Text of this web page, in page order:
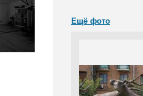
Ещё фото